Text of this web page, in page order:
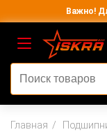
Важно!
Главная